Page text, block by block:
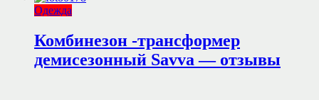
Одежда
Комбинезон -трансформер
демисезонный Savva — отзывы